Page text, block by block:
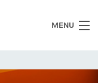
MENU